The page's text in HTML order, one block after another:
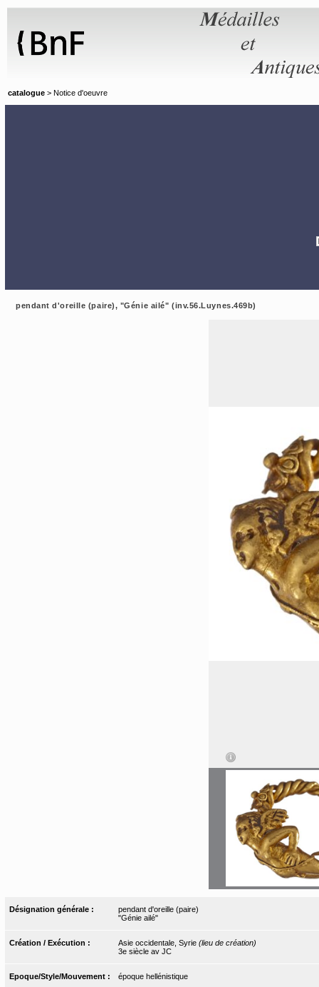
catalogue > Notice d'oeuvre
pendant d'oreille (paire), "Génie ailé" (inv.56.Luynes.469b)
Désignation générale :
pendant d'oreille (paire)
"Génie ailé"
Création / Exécution : Asie occidentale, Syrie (lieu de création)
3e siècle av JC
Epoque/Style/Mouvement : époque hellénistique